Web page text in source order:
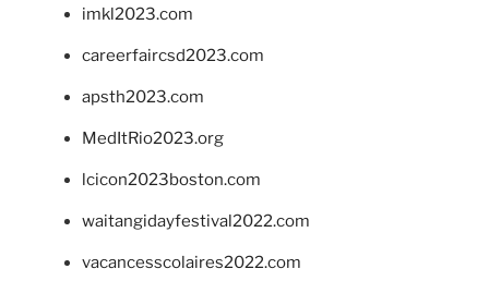
imkl2023.com
careerfaircsd2023.com
apsth2023.com
MedItRio2023.org
lcicon2023boston.com
waitangidayfestival2022.com
vacancesscolaires2022.com